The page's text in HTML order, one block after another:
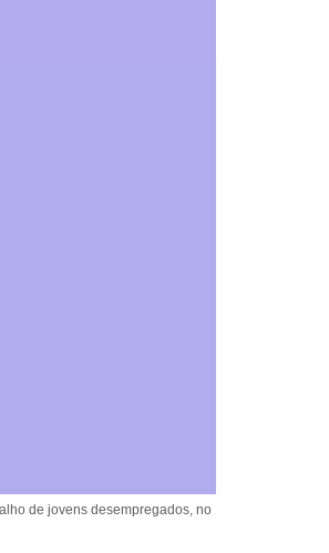
de jovens desempregados, no